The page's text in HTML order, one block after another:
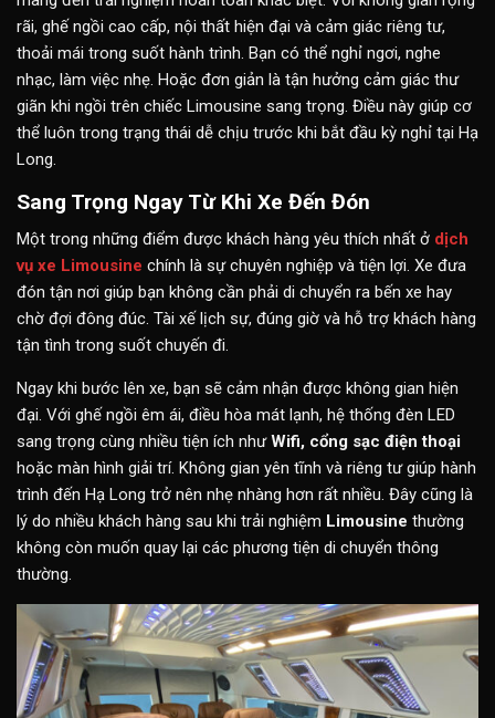
rãi, ghế ngồi cao cấp, nội thất hiện đại và cảm giác riêng tư,
thoải mái trong suốt hành trình. Bạn có thể nghỉ ngơi, nghe
nhạc, làm việc nhẹ. Hoặc đơn giản là tận hưởng cảm giác thư
giãn khi ngồi trên chiếc Limousine sang trọng. Điều này giúp cơ
thể luôn trong trạng thái dễ chịu trước khi bắt đầu kỳ nghỉ tại Hạ
Long.
Sang Trọng Ngay Từ Khi Xe Đến Đón
Một trong những điểm được khách hàng yêu thích nhất ở dịch
vụ xe Limousine chính là sự chuyên nghiệp và tiện lợi. Xe đưa
đón tận nơi giúp bạn không cần phải di chuyển ra bến xe hay
chờ đợi đông đúc. Tài xế lịch sự, đúng giờ và hỗ trợ khách hàng
tận tình trong suốt chuyến đi.
Ngay khi bước lên xe, bạn sẽ cảm nhận được không gian hiện
đại. Với ghế ngồi êm ái, điều hòa mát lạnh, hệ thống đèn LED
sang trọng cùng nhiều tiện ích nhưWifi, cổng sạc điện thoại
hoặc màn hình giải trí. Không gian yên tĩnh và riêng tư giúp hành
trình đến Hạ Long trở nên nhẹ nhàng hơn rất nhiều. Đây cũng là
lý do nhiều khách hàng sau khi trải nghiệm Limousine thường
không còn muốn quay lại các phương tiện di chuyển thông
thường.